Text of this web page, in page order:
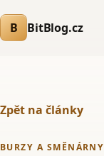
B BitBlog.cz
Zpět na články
BURZY A SMĚNÁRNY